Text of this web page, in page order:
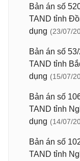
Bản án số
TAND tỉnh
dụng (23/07/
Bản án số
TAND tỉnh
dụng (15/07/
Bản án số
TAND tỉnh
dụng (14/07/
Bản án số
TAND tỉnh